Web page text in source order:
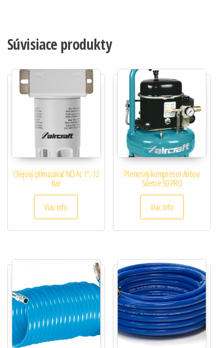
Súvisiace produkty
Olejový přimazávač NÖ Ac 1″, 12
bar
Viac info
Přenosný kompresor Airboy
Silence 50 PRO
Viac info